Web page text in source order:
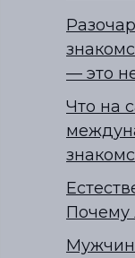
— это
Что на
Почему